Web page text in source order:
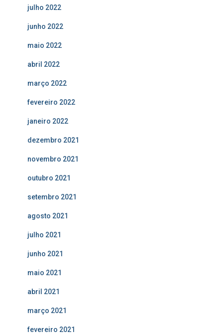
julho 2022
junho 2022
maio 2022
abril 2022
março 2022
fevereiro 2022
janeiro 2022
dezembro 2021
novembro 2021
outubro 2021
setembro 2021
agosto 2021
julho 2021
junho 2021
maio 2021
abril 2021
março 2021
fevereiro 2021